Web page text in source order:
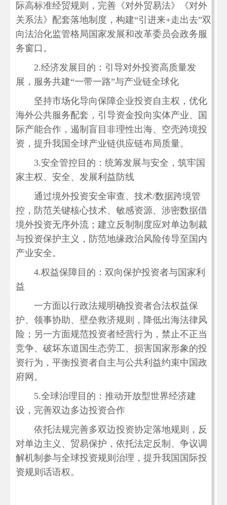
际高标准经贸规则，完善《对外贸易法》《对外
关系法》配套落地制度，构建“引进来+走出去”双
向法治化监管格局国家发展和改革委员会政务服
务窗口。
2.经济发展目的：引导对外投资高质量发
展，服务共建“一带一路”与产业链全球化
坚持市场化导向保障企业投资自主权，优化
海外公共服务配套，引导资金投向实体产业、国
际产能合作，遏制盲目非理性出海、空壳跨境投
资，提升我国全球产业链供应链布局质量。
3.安全管控目的：统筹发展与安全，筑牢国
家主权、安全、发展利益防线
通过境外投资安全审查、技术/数据跨境管
控，防范关键核心技术、敏感资源、涉密数据借
境外投资无序外流；建立反制制度应对单边制裁
与投资保护主义，防范地缘政治风险传导至国内
产业安全。
4.权益保障目的：双向保护投资者与国家利
益
一方面以行政法规明确投资者合法权益保
护、领事协助、壁垒救济规则，降低出海法律风
险；另一方面规范投资者经营行为，禁止不正当
竞争、破坏东道国生态劳工、损害国家形象的投
资行为，平衡投资者自主与公共利益约束中国政
府网。
5.全球治理目的：推动开放型世界经济建
设，完善双边多边投资合作
依托法规完善多双边投资协定落地规则，反
对单边主义、贸易保护，依托法定反制、争议调
解机制参与全球投资规则治理，提升我国国际投
资规则话语权。